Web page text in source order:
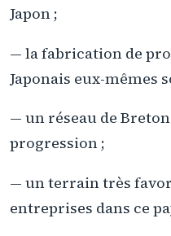
Japon ;
— la fabrication de
Japonais eux-mêmes
— un réseau de
progression ;
— un terrain très
entreprises dans ce